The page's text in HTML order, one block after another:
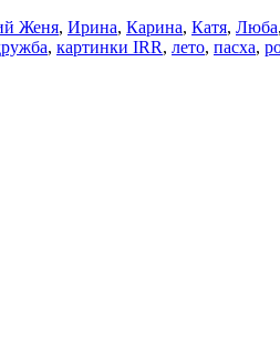
Женя, Ирина, Карина, Катя, Люба,
, картинки IRR, лето, пасха,